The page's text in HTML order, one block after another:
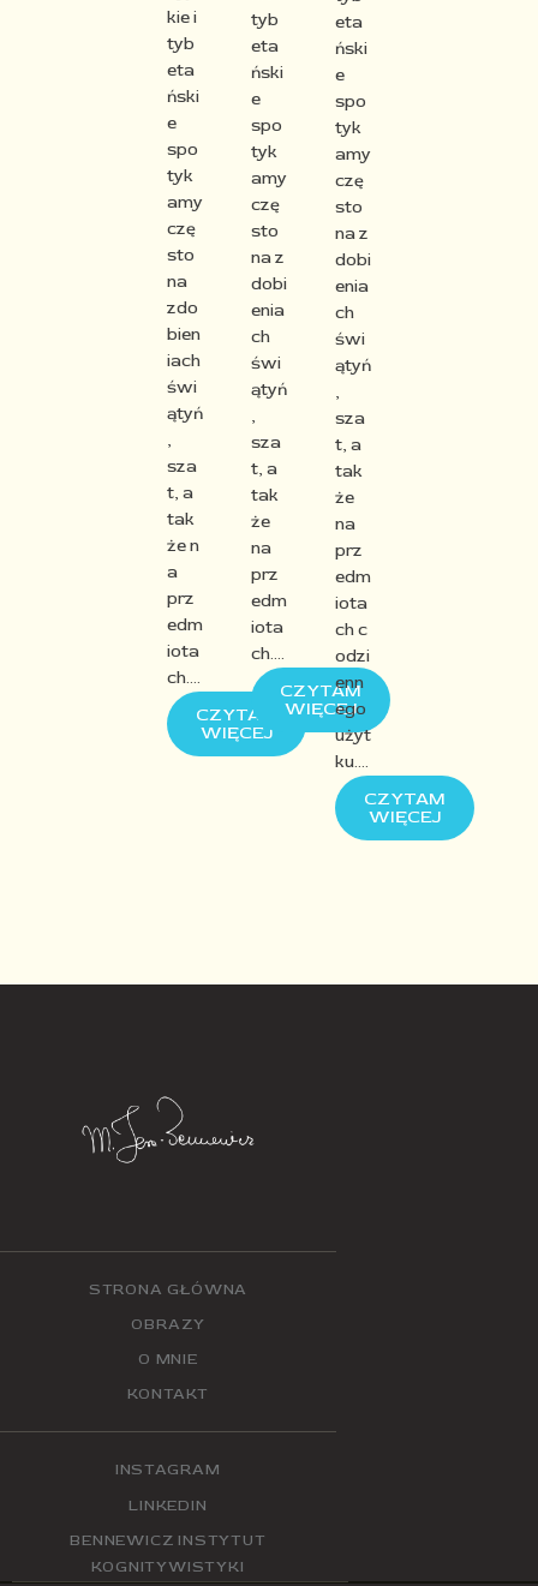
kie i
tyb
eta
ński
e
spo
tyk
amy
czę
sto
na
zdo
bien
iach
świ
ątyń
,
sza
t, a
tak
żen
a
prz
edm
iota
ch….
CZYTAM
WIĘCEJ
tyb
eta
ński
e
spo
tyk
amy
czę
sto
naz
dobi
enia
ch
świ
ątyń
,
sza
t, a
tak
że
na
prz
edm
iota
ch….
CZYTAM
WIĘCEJ
eta
ński
e
spo
tyk
amy
czę
sto
naz
dobi
enia
ch
świ
ątyń
,
sza
t, a
tak
że
na
prz
edm
iota
chc
odzi
enn
ego
użyt
ku….
CZYTAM
WIĘCEJ
STRONA GŁÓWNA
OBRAZY
O MNIE
KONTAKT
INSTAGRAM
LINKEDIN
BENNEWICZ INSTYTUT
KOGNITYWISTYKI